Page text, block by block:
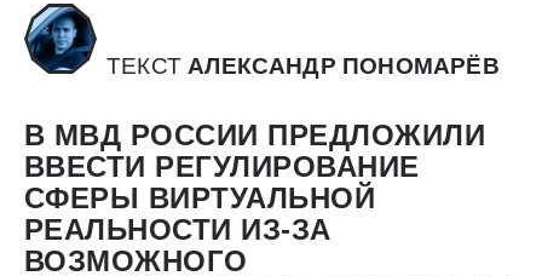
ТЕКСТ АЛЕКСАНДР ПОНОМАРЁВ
В МВД РОССИИ ПРЕДЛОЖИЛИ
ВВЕСТИ РЕГУЛИРОВАНИЕ
СФЕРЫ ВИРТУАЛЬНОЙ
РЕАЛЬНОСТИ ИЗ-ЗА
ВОЗМОЖНОГО